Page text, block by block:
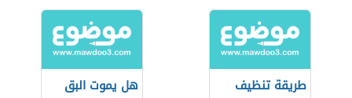
طريقة تنظيف
هل يموت البق